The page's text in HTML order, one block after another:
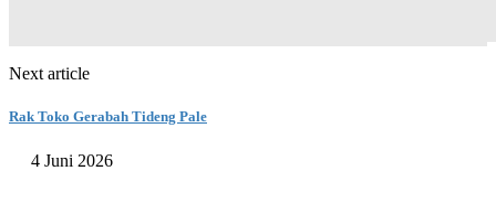
Next article
Rak Toko Gerabah Tideng Pale
4 Juni 2026